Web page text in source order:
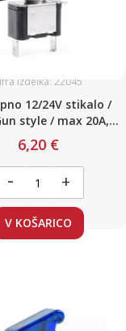
izdelka: 22045
12/24V stikalo /
style / max 20A,
RDEČ
6,20 €
- +
V KOŠARICO